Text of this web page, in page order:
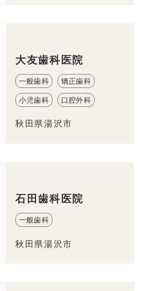
大友歯科医院
一般歯科 矯正歯科
小児歯科 口腔外科
秋田県湯沢市
石田歯科医院
一般歯科
秋田県湯沢市